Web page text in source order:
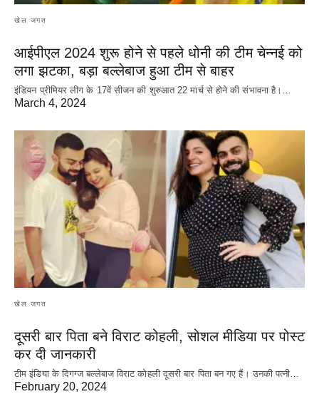
खेल जगत
आईपीएल 2024 शुरू होने से पहले धोनी की टीम चेन्नई को
लगा झटका, बड़ा बल्लेबाज हुआ टीम से बाहर
इंडियन प्रीमियर लीग के 17वें सीजन की शुरुआत 22 मार्च से होने की संभावना है।…
March 4, 2024
खेल जगत
दूसरी बार‌ पिता बने विराट कोहली, सोशल मीडिया पर पोस्ट
कर दी‌ जानकारी
टीम इंडिया के दिगग्ज बल्लेबाज विराट कोहली दूसरी बार पिता बन गए हैं। उनकी पत्नी…
February 20, 2024